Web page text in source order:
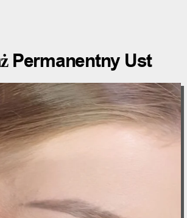
Permanentny Ust